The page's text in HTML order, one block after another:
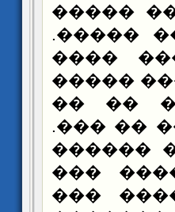
��� ���
�� ����
���
������
�����
�����
���
��
������